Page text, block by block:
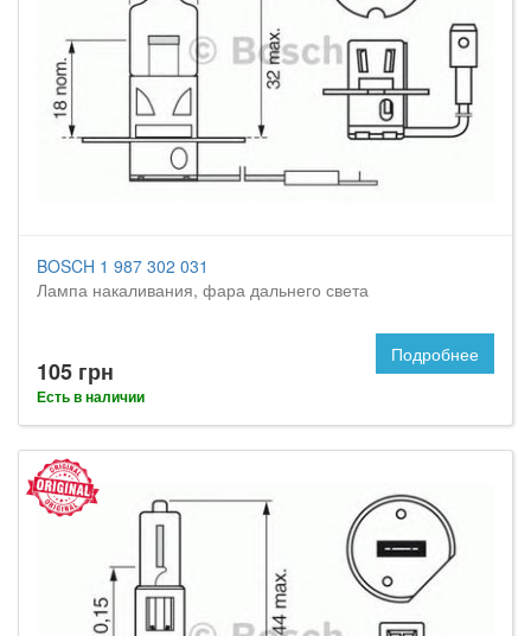
BOSCH 1 987 302 031
Лампа накаливания, фара дальнего света
105 грн
Есть в наличии
Подробнее